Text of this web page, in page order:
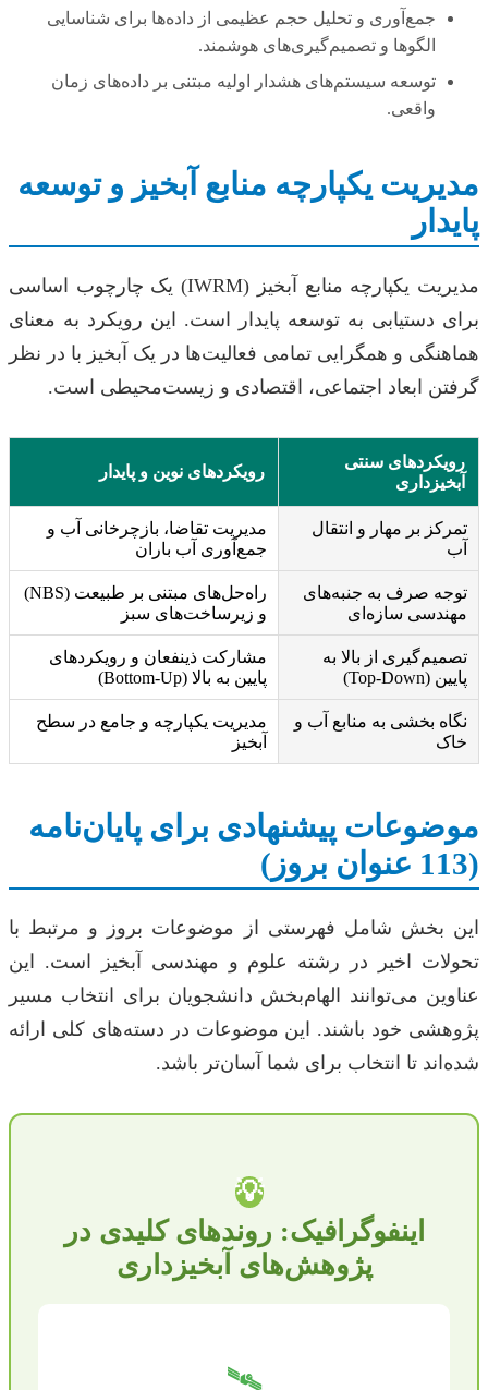
جمع‌آوری و تحلیل حجم عظیمی از داده‌ها برای شناسایی
الگوها و تصمیم‌گیری‌های هوشمند.
توسعه سیستم‌های هشدار اولیه مبتنی بر داده‌های زمان
واقعی.
مدیریت یکپارچه منابع آبخیز و توسعه
پایدار
مدیریت یکپارچه منابع آبخیز (IWRM) یک چارچوب اساسی
برای دستیابی به توسعه پایدار است. این رویکرد به معنای
هماهنگی و همگرایی تمامی فعالیت‌ها در یک آبخیز با در نظر
گرفتن ابعاد اجتماعی، اقتصادی و زیست‌محیطی است.
رویکردهای سنتی
آبخیزداری
رویکردهای نوین و پایدار
تمرکز بر مهار و انتقال
آب
مدیریت تقاضا، بازچرخانی آب و
جمع‌آوری آب باران
توجه صرف به جنبه‌های
مهندسی سازه‌ای
راه‌حل‌های مبتنی بر طبیعت (NBS)
و زیرساخت‌های سبز
تصمیم‌گیری از بالا به
پایین (Top-Down)
مشارکت ذینفعان و رویکردهای
پایین به بالا (Bottom-Up)
نگاه بخشی به منابع آب و
خاک
مدیریت یکپارچه و جامع در سطح
آبخیز
موضوعات پیشنهادی برای پایان‌نامه
(113 عنوان بروز)
این بخش شامل فهرستی از موضوعات بروز و مرتبط با
تحولات اخیر در رشته علوم و مهندسی آبخیز است. این
عناوین می‌توانند الهام‌بخش دانشجویان برای انتخاب مسیر
پژوهشی خود باشند. این موضوعات در دسته‌های کلی ارائه
شده‌اند تا انتخاب برای شما آسان‌تر باشد.
💡
اینفوگرافیک: روندهای کلیدی در
پژوهش‌های آبخیزداری
🛰️